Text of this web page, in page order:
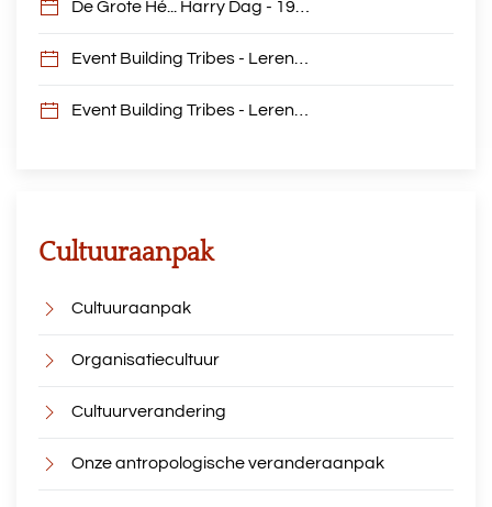
De Grote Hé... Harry Dag - 19…
Event Building Tribes - Leren…
Event Building Tribes - Leren…
Cultuuraanpak
Cultuuraanpak
Organisatiecultuur
Cultuurverandering
Onze antropologische veranderaanpak